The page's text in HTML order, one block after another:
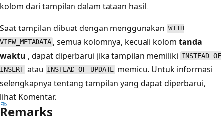
kolom dari tampilan dalam tataan hasil.
Saat tampilan dibuat dengan menggunakan WITH
VIEW_METADATA , semua kolomnya, kecuali kolom tanda
waktu , dapat diperbarui jika tampilan memiliki INSTEAD OF
INSERT atau INSTEAD OF UPDATE memicu. Untuk informasi
selengkapnya tentang tampilan yang dapat diperbarui,
lihat Komentar.
Remarks